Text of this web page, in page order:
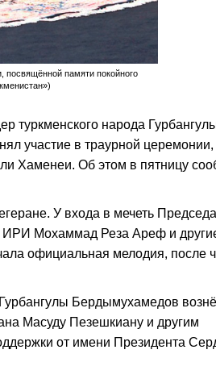
посвящённой памяти покойного
туркменского народа
участие в траурной церемонии,
Хаменеи. Об этом в пятницу
У входа в мечеть
ИРИ Мохаммад Реза Ареф и
официальная мелодия, после
Бердымухамедов
Масуду Пезешкиану и другим
от имени Президента